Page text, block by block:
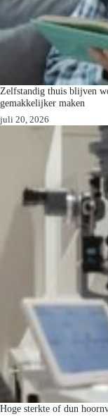
Zelfstandig thuis blijven
gemakkelijker maken
juli 20, 2026
Hoge sterkte of dun